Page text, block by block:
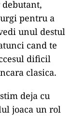
pentru a
unul destul
cand te
dificil
clasica.
deja cu
joaca un rol